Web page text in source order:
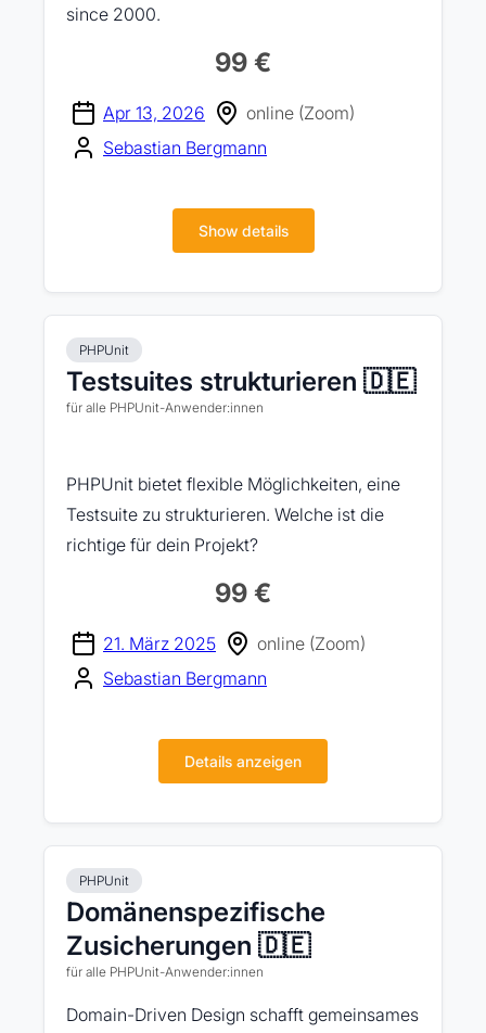
since 2000.
99 €
Apr 13, 2026
online (Zoom)
Sebastian Bergmann
Show details
PHPUnit
Testsuites strukturieren 🇩🇪
für alle PHPUnit-Anwender:innen
PHPUnit bietet flexible Möglichkeiten, eine
Testsuite zu strukturieren. Welche ist die
richtige für dein Projekt?
99 €
21. März 2025
online (Zoom)
Sebastian Bergmann
Details anzeigen
PHPUnit
Domänenspezifische
Zusicherungen 🇩🇪
für alle PHPUnit-Anwender:innen
Domain-Driven Design schafft gemeinsames